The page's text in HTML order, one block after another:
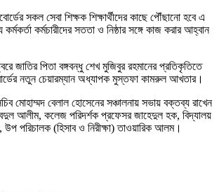
সকল সেবা শিক্ষক শিক্ষার্থীদের কাছে পৌঁছানো হবে এ
কর্মচারীদের সততা ও নিষ্ঠার সঙ্গে কাজ করার আহ্বান
জাতির পিতা বঙ্গবন্ধু শেখ মুজিবুর রহমানের প্রতিকৃতিতে
নতুন চেয়ারম্যান অধ্যাপক মুস্তফা কামরুল আখতার।
মোহাম্মদ বেলাল হোসেনের সঞ্চালনায় সভায় বক্তব্য রাখেন
আলীম, কলেজ পরিদর্শক প্রফেসর জাহেদুল হক, বিদ্যালয়
উপ পরিচালক (হিসাব ও নিরীক্ষা) তাওয়ারিক আলম।